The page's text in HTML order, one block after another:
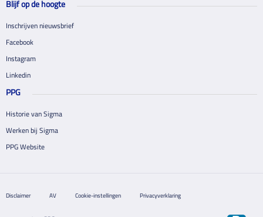
Blijf op de hoogte
Inschrijven nieuwsbrief
Facebook
Instagram
Linkedin
PPG
Historie van Sigma
Werken bij Sigma
PPG Website
Disclaimer AV Cookie-instellingen Privacyverklaring